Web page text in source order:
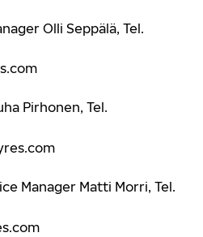
Olli Seppälä, Tel.
Pirhonen, Tel.
Manager Matti Morri, Tel.